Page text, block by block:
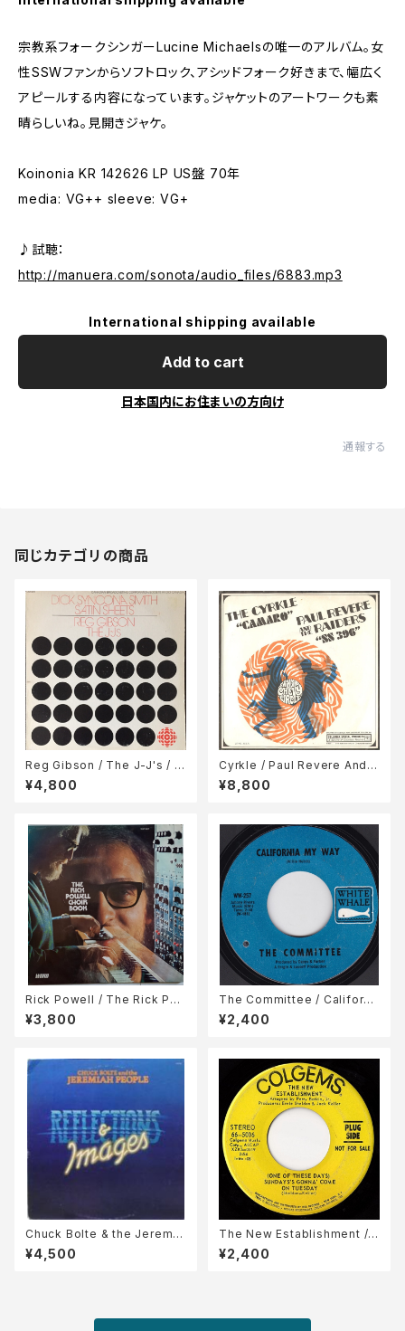
宗教系フォークシンガーLucine Michaelsの唯一のアルバム。女
性SSWファンからソフトロック、アシッドフォーク好きまで、幅広く
アピールする内容になっています。ジャケットのアートワークも素
晴らしいね。見開きジャケ。
Koinonia KR 142626 LP US盤 70年
media: VG++ sleeve: VG+
♪試聴：
http://manuera.com/sonota/audio_files/6883.mp3
International shipping available
Add to cart
日本国内にお住まいの方向け
通報する
同じカテゴリの商品
Reg Gibson / The J-J's / D
ick Syncona Smith / Satin
Sheets / Same
¥4,800
Cyrkle / Paul Revere And T
he Raiders / Camaro / SS 3
96
¥8,800
Rick Powell / The Rick Po
well Choir Book
¥3,800
The Committee / Californi
a My Way / You For Were
n't It If
¥2,400
Chuck Bolte & the Jeremia
h People / Reflections & I
mages
¥4,500
The New Establishment /
(One Of These Days) Sun
day's Gonna' Come On Tu
¥2,400